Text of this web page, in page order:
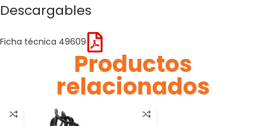
Descargables
Ficha técnica 49609
Productos
relacionados